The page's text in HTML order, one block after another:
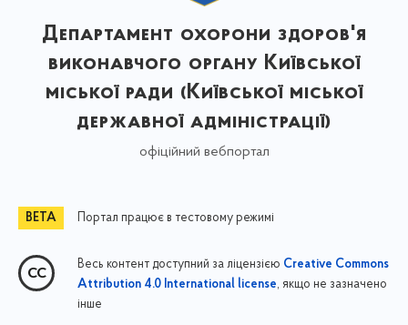
Департамент охорони здоров'я
виконавчого органу Київської
міської ради (Київської міської
державної адміністрації)
офіційний вебпортал
Портал працює в тестовому режимі
Весь контент доступний за ліцензією Creative Commons
Attribution 4.0 International license, якщо не зазначено
інше